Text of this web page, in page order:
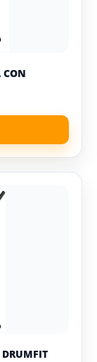
CON
DRUMFIT